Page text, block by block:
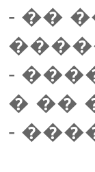
- ��
-
� ��
-